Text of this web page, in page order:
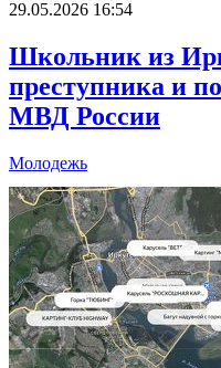
29.05.2026 16:54
Школьник из
преступника и
МВД России
Молодежь